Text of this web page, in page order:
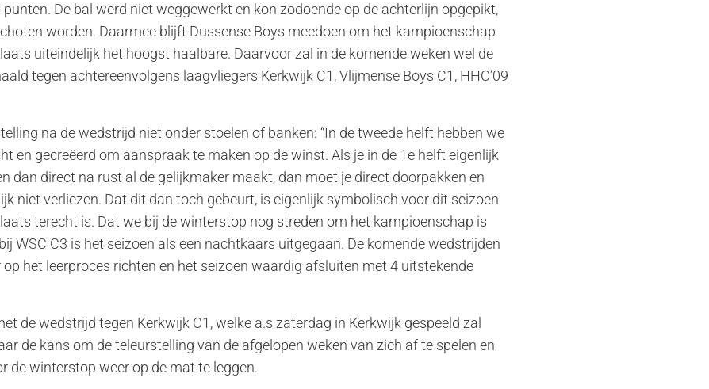
De bal werd niet weggewerkt en kon zodoende op de achterlijn opgepikt,
worden. Daarmee blijft Dussense Boys meedoen om het kampioenschap
uiteindelijk het hoogst haalbare. Daarvoor zal in de komende weken wel de
tegen achtereenvolgens laagvliegers Kerkwijk C1, Vlijmense Boys C1, HHC’09
na de wedstrijd niet onder stoelen of banken: “In de tweede helft hebben we
en gecreëerd om aanspraak te maken op de winst. Als je in de 1e helft eigenlijk
dan direct na rust al de gelijkmaker maakt, dan moet je direct doorpakken en
niet verliezen. Dat dit dan toch gebeurt, is eigenlijk symbolisch voor dit seizoen
terecht is. Dat we bij de winterstop nog streden om het kampioenschap is
WSC C3 is het seizoen als een nachtkaars uitgegaan. De komende wedstrijden
het leerproces richten en het seizoen waardig afsluiten met 4 uitstekende
de wedstrijd tegen Kerkwijk C1, welke a.s zaterdag in Kerkwijk gespeeld zal
de kans om de teleurstelling van de afgelopen weken van zich af te spelen en
de winterstop weer op de mat te leggen.